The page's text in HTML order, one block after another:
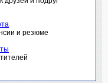
и резюме